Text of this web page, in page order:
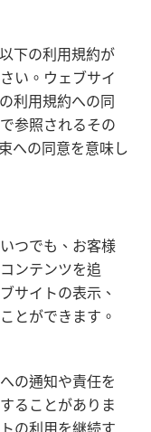
下の利用規約が
い。ウェブサイ
利用規約への同
参照されるその
への同意を意味し
つでも、お客様
ンテンツを追
サイトの表示、
とができます。
の通知や責任を
ることがありま
の利用を継続す